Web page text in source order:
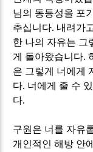
님의 동등성을 포
추십니다. 내려가
한 나의 자유는 그
게 돌아왔습니다.
은 그렇게 너에게
다. 너에게 줄 수
다.
구원은 너를 자유
개인적인 해방 안